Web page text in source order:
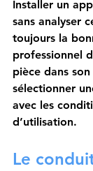
Installer un
sans analyser
toujours la
professionnel
pièce dans
sélectionner
avec les
d’utilisation.
Le